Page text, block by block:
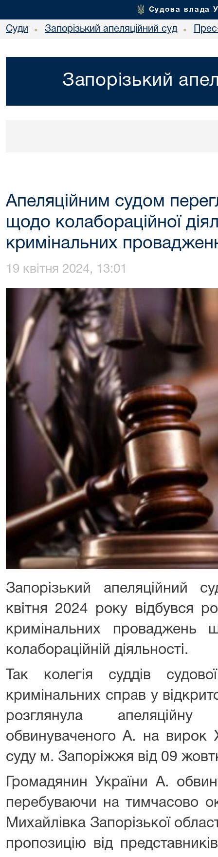
Судова влада
Суди • Запорізький апеляційний суд •
Запорізький
Апеляційним судом
щодо колабораційної
кримінальних
19 квітня 2024, 13:01
Запорізький апеляційний
квітня 2024 року відбувся
кримінальних проваджень
колабораційній діяльності.
Так колегія суддів
кримінальних справ у
розглянула
обвинуваченого А. на вирок
суду м. Запоріжжя від 09
Громадянин України А.
перебуваючи на тимчасово
Михайлівка Запорізької
пропозицію від